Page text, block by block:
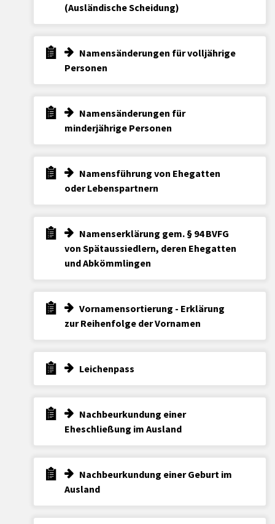
(Ausländische Scheidung)
Namensänderungen für volljährige
Personen
Namensänderungen für
minderjährige Personen
Namensführung von Ehegatten
oder Lebenspartnern
Namenserklärung gem. § 94 BVFG
von Spätaussiedlern, deren Ehegatten
und Abkömmlingen
Vornamensortierung - Erklärung
zur Reihenfolge der Vornamen
Leichenpass
Nachbeurkundung einer
Eheschließung im Ausland
Nachbeurkundung einer Geburt im
Ausland